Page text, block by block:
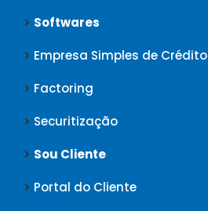
Softwares
Empresa Simples de Crédito
Factoring
Securitização
Sou Cliente
Portal do Cliente